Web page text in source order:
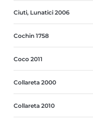
Ciuti, Lunatici 2006
Cochin 1758
Coco 2011
Collareta 2000
Collareta 2010